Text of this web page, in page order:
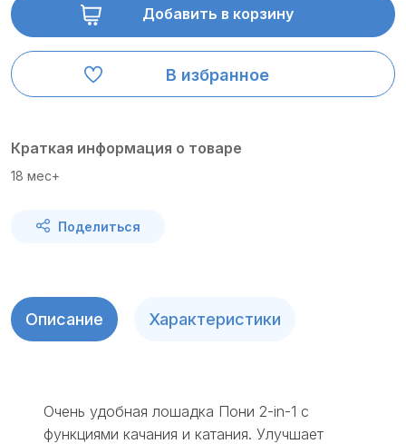
Добавить в корзину
В избранное
Краткая информация о товаре
18 мес+
Поделиться
Описание Характеристики
Очень удобная лошадка Пони 2-in-1 с
функциями качания и катания. Улучшает